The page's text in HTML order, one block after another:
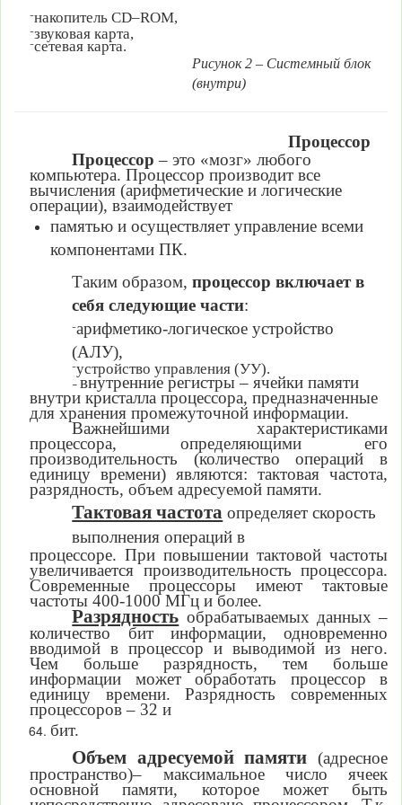
–накопитель CD–ROM,
–звуковая карта,
–сетевая карта.
Рисунок 2 – Системный блок
(внутри)
Процессор
Процессор– это «мозг» любого
компьютера. Процессор производит все
вычисления (арифметические и логические
операции), взаимодействует
памятью и осуществляет управление всеми
компонентами ПК.
Таким образом,процессор включает в
себя следующие части:
–арифметико-логическое устройство
(АЛУ),
–устройство управления (УУ).
–внутренние регистры – ячейки памяти
внутри кристалла процессора, предназначенные
для хранения промежуточной информации.
Важнейшими характеристиками
процессора, определяющими его
производительность (количество операций в
единицу времени) являются: тактовая частота,
разрядность, объем адресуемой памяти.
Тактовая частота определяет скорость
выполнения операций в
процессоре. При повышении тактовой частоты
увеличивается производительность процессора.
Современные процессоры имеют тактовые
частоты 400-1000 МГц и более.
Разрядность обрабатываемых данных –
количество бит
информации, одновременно
вводимой в процессор и выводимой из него.
Чем больше разрядность, тем больше
информации может обработать процессор в
единицу времени. Разрядность современных
процессоров – 32 и
бит.
Объем адресуемой памяти (адресное
пространство)–
максимальное число ячеек
основной памяти, которое может быть